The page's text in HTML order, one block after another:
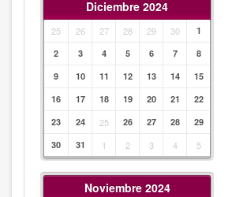
Diciembre 2024
25 26 27 28 29 30
1
2
3 4 5 6 7
8
9
10 11 12 13 14
15
16
17 18 19 20 21
22
23
24 25 26 27 28
29
30
31 1 2 3 4 5
Noviembre 2024